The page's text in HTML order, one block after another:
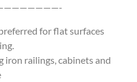
for flat surfaces
railings, cabinets and